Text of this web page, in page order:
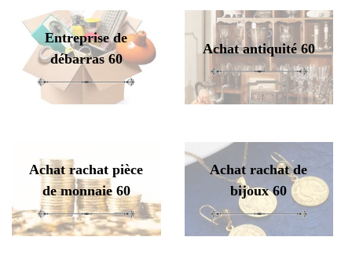
Entreprise de
débarras 60
Achat antiquité 60
Achat rachat pièce
de monnaie 60
Achat rachat de
bijoux 60